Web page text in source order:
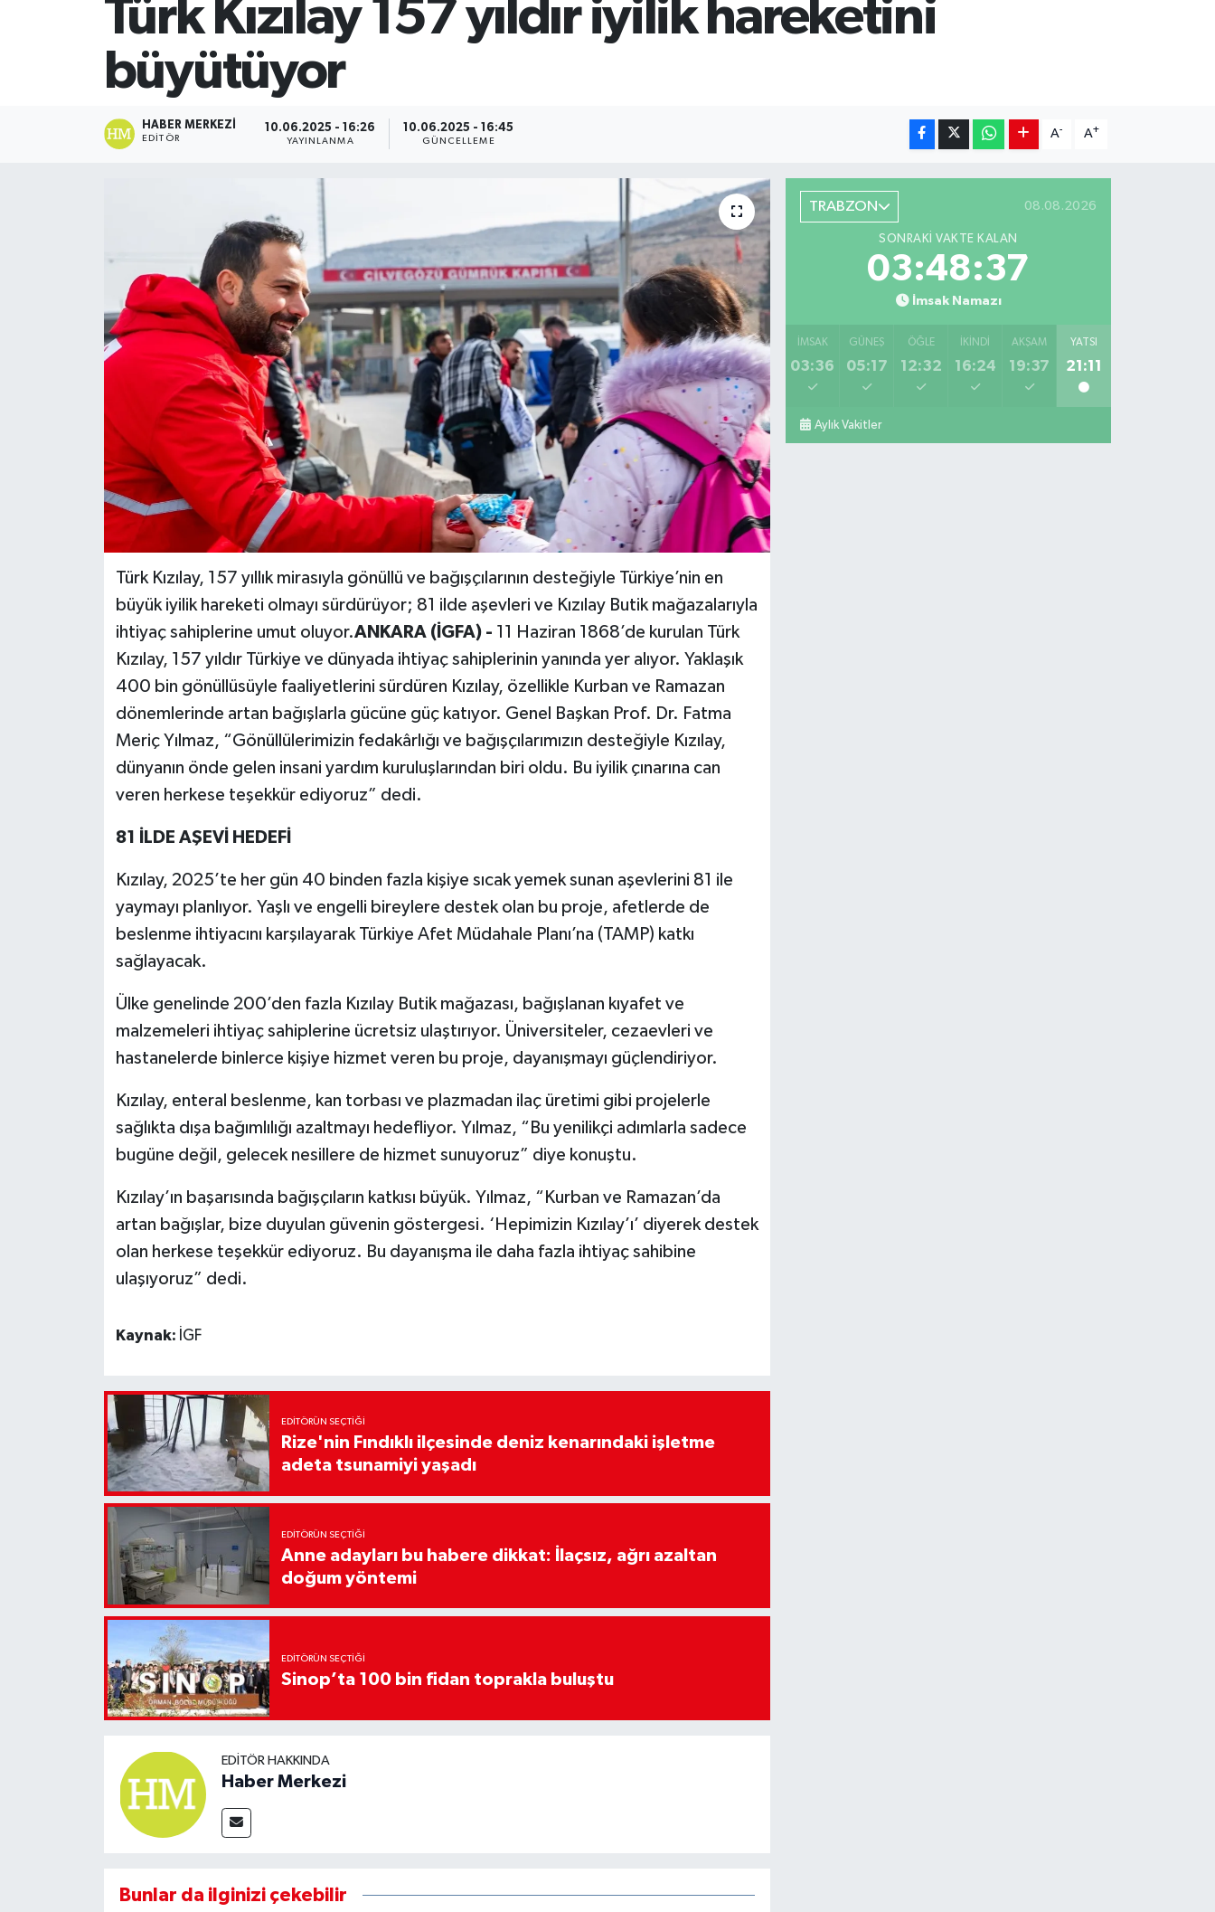
Türk Kızılay 157 yıldır iyilik hareketini
büyütüyor
HABER MERKEZI
EDITÖR
10.06.2025 - 16:26
YAYINLANMA
10.06.2025 - 16:45
GÜNCELLEME
A- A+
Türk Kızılay, 157 yıllık mirasıyla gönüllü ve bağışçılarının desteğiyle Türkiye’nin en
büyük iyilik hareketi olmayı sürdürüyor; 81 ilde aşevleri ve Kızılay Butik mağazalarıyla
ihtiyaç sahiplerine umut oluyor.ANKARA (İGFA) - 11 Haziran 1868’de kurulan Türk
Kızılay, 157 yıldır Türkiye ve dünyada ihtiyaç sahiplerinin yanında yer alıyor. Yaklaşık
400 bin gönüllüsüyle faaliyetlerini sürdüren Kızılay, özellikle Kurban ve Ramazan
dönemlerinde artan bağışlarla gücüne güç katıyor. Genel Başkan Prof. Dr. Fatma
Meriç Yılmaz, “Gönüllülerimizin fedakârlığı ve bağışçılarımızın desteğiyle Kızılay,
dünyanın önde gelen insani yardım kuruluşlarından biri oldu. Bu iyilik çınarına can
veren herkese teşekkür ediyoruz” dedi.
81 İLDE AŞEVİ HEDEFİ
Kızılay, 2025’te her gün 40 binden fazla kişiye sıcak yemek sunan aşevlerini 81 ile
yaymayı planlıyor. Yaşlı ve engelli bireylere destek olan bu proje, afetlerde de
beslenme ihtiyacını karşılayarak Türkiye Afet Müdahale Planı’na (TAMP) katkı
sağlayacak.
Ülke genelinde 200’den fazla Kızılay Butik mağazası, bağışlanan kıyafet ve
malzemeleri ihtiyaç sahiplerine ücretsiz ulaştırıyor. Üniversiteler, cezaevleri ve
hastanelerde binlerce kişiye hizmet veren bu proje, dayanışmayı güçlendiriyor.
Kızılay, enteral beslenme, kan torbası ve plazmadan ilaç üretimi gibi projelerle
sağlıkta dışa bağımlılığı azaltmayı hedefliyor. Yılmaz, “Bu yenilikçi adımlarla sadece
bugüne değil, gelecek nesillere de hizmet sunuyoruz” diye konuştu.
Kızılay’ın başarısında bağışçıların katkısı büyük. Yılmaz, “Kurban ve Ramazan’da
artan bağışlar, bize duyulan güvenin göstergesi. ‘Hepimizin Kızılay’ı’ diyerek destek
olan herkese teşekkür ediyoruz. Bu dayanışma ile daha fazla ihtiyaç sahibine
ulaşıyoruz” dedi.
Kaynak: İGF
EDITÖRÜN SEÇTIĞI
Rize'nin Fındıklı ilçesinde deniz kenarındaki işletme
adeta tsunamiyi yaşadı
EDITÖRÜN SEÇTIĞI
Anne adayları bu habere dikkat: İlaçsız, ağrı azaltan
doğum yöntemi
EDITÖRÜN SEÇTIĞI
Sinop’ta 100 bin fidan toprakla buluştu
EDITÖR HAKKINDA
Haber Merkezi
Bunlar da ilginizi çekebilir
TRABZON 08.08.2026
SONRAKI VAKTE KALAN
03:48:36
İmsak Namazı
İMSAK
03:36
GÜNEŞ
05:17
ÖĞLE
12:32
İKINDI
16:24
AKŞAM
19:37
YATSI
21:11
Aylık Vakitler
Teknoloji
TRABZON